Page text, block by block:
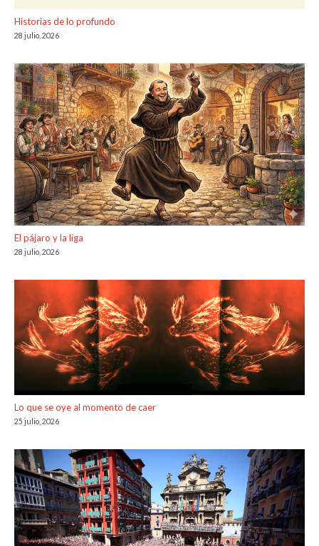
Historias de lo profundo
28 julio, 2026
El pájaro y la liga
28 julio, 2026
Lo que se oye al momento de caer
25 julio, 2026